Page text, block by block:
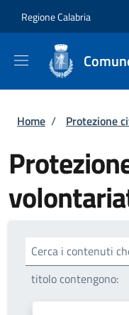
Regione Calabria
Briciole di
Home / Protezione
Cerca i contenuti
titolo contengono: